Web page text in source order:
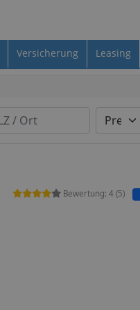
Versicherung Leasing
Bewertung: 4 (5)